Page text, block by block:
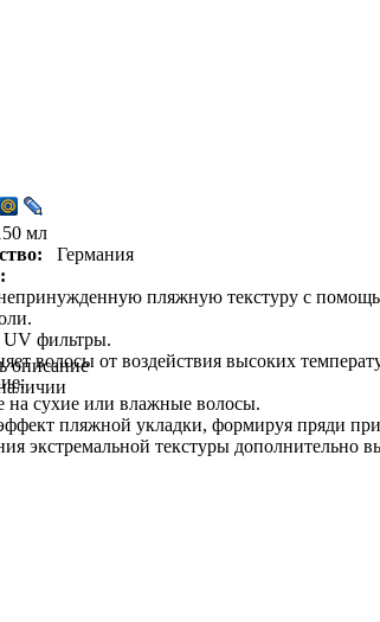
мл
Германия
пляжную текстуру с
фильтры.
волосы от воздействия высоких
на сухие или влажные волосы.
пляжной укладки, формируя пряди
экстремальной текстуры дополнительно
описание